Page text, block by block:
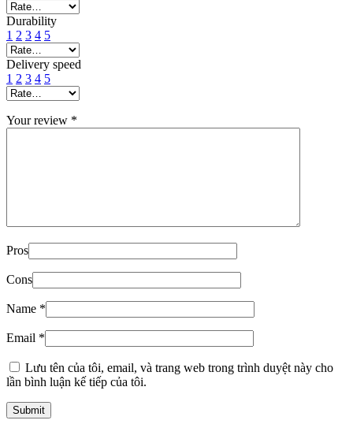
Durability
1 2 3 4 5
Delivery speed
1 2 3 4 5
Your review *
Pros
Cons
Name *
Email *
Lưu tên của tôi, email, và trang web trong trình duyệt này cho
lần bình luận kế tiếp của tôi.